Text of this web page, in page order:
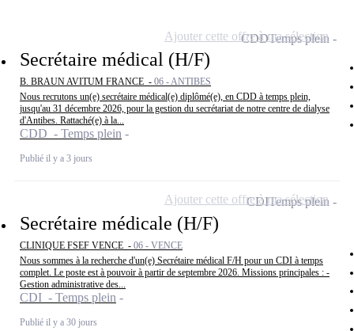
Secrétaire médical (H/F)
B. BRAUN AVITUM FRANCE - 06 - ANTIBES
Nous recrutons un(e) secrétaire médical(e) diplômé(e), en CDD à temps plein,
jusqu'au 31 décembre 2026, pour la gestion du secrétariat de notre centre de dialyse
d'Antibes. Rattaché(e) à la...
CDD - Temps plein
Publié il y a 3 jours
CDDTemps plein
Ajouter cette offre à ma sélection
Secrétaire médicale (H/F)
CLINIQUE FSEF VENCE - 06 - VENCE
Nous sommes à la recherche d'un(e) Secrétaire médical F/H pour un CDI à temps
complet. Le poste est à pouvoir à partir de septembre 2026. Missions principales : -
Gestion administrative des...
CDI - Temps plein
Publié il y a 30 jours
CDITemps plein
Ajouter cette offre à ma sélection